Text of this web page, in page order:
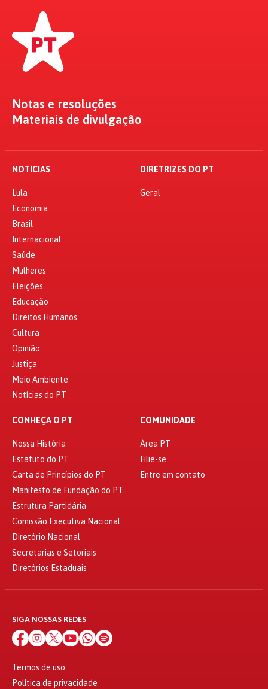
Notas e resoluções
Materiais de divulgação
NOTÍCIAS
Lula
Economia
Brasil
Internacional
Saúde
Mulheres
Eleições
Educação
Direitos Humanos
Cultura
Opinião
Justiça
Meio Ambiente
Notícias do PT
DIRETRIZES DO PT
Geral
CONHEÇA O PT
Nossa História
Estatuto do PT
Carta de Princípios do PT
Manifesto de Fundação do PT
Estrutura Partidária
Comissão Executiva Nacional
Diretório Nacional
Secretarias e Setoriais
Diretórios Estaduais
COMUNIDADE
Área PT
Filie-se
Entre em contato
SIGA NOSSAS REDES
Termos de uso
Política de privacidade